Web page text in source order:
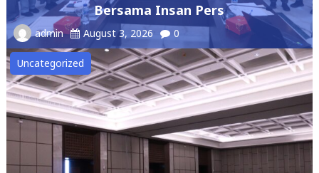
Bersama Insan Pers
admin August 3, 2026 0
Uncategorized